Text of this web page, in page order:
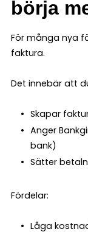
börja
För många nya
faktura.
Det innebär att
Skapar
Anger
bank)
Sätter
Fördelar:
Låga